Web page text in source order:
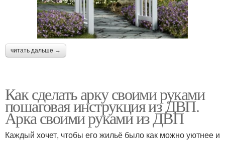
читать дальше →
Как сделать арку своими руками
пошаговая инструкция из ДВП.
Арка своими руками из ДВП
Каждый хочет, чтобы его жильё было как можно уютнее и